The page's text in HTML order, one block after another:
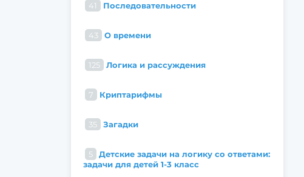
41 Последовательности
43 О времени
125 Логика и рассуждения
7 Криптарифмы
35 Загадки
5
Детские задачи на логику со ответами:
задачи для детей 1-3 класс